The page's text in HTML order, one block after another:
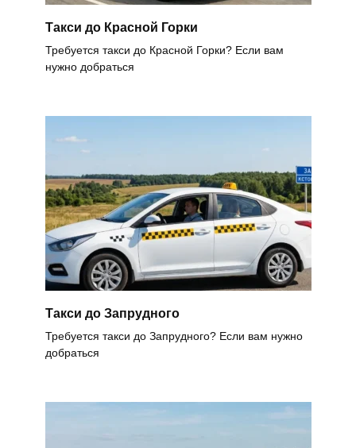
Такси до Красной Горки
Требуется такси до Красной Горки? Если вам
нужно добраться
Такси до Запрудного
Требуется такси до Запрудного? Если вам нужно
добраться